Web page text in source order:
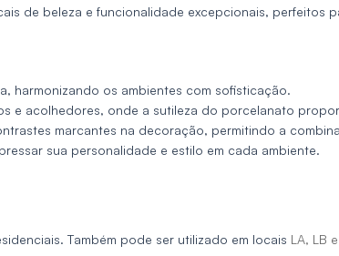
de beleza e funcionalidade excepcionais, perfeitos
harmonizando os ambientes com sofisticação.
e acolhedores, onde a sutileza do porcelanato
marcantes na decoração, permitindo a
sua personalidade e estilo em cada ambiente.
Também pode ser utilizado em locais LA, LB